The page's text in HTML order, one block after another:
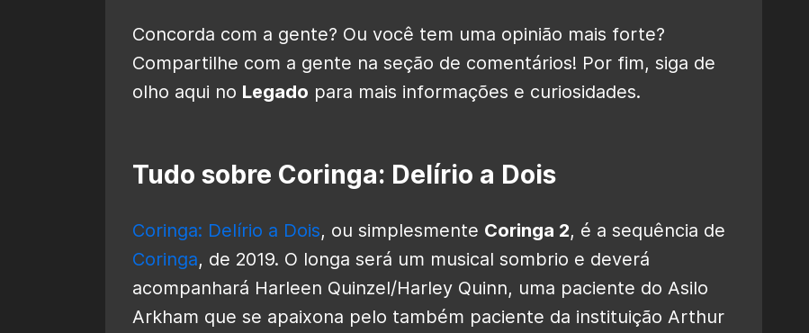
Concorda com a gente? Ou você tem uma opinião mais forte?
Compartilhe com a gente na seção de comentários! Por fim, siga de
olho aqui no Legado para mais informações e curiosidades.
Tudo sobre Coringa: Delírio a Dois
Coringa: Delírio a Dois, ou simplesmente Coringa 2, é a sequência de
Coringa, de 2019. O longa será um musical sombrio e deverá
acompanhará Harleen Quinzel/Harley Quinn, uma paciente do Asilo
Arkham que se apaixona pelo também paciente da instituição Arthur